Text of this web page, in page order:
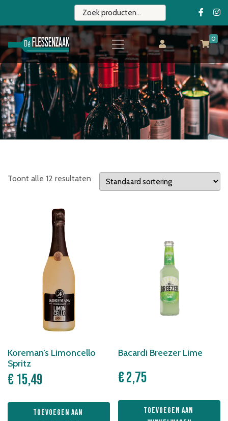
0
Toont alle 12 resultaten
Koreman’s Limoncello
Spritz
€15,49
Toevoegen aan
Bacardi Breezer Lime
€2,75
Toevoegen aan